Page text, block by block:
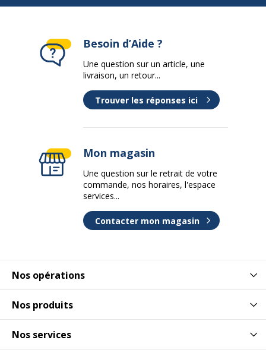
Nos opérations
Nos produits
Nos services
Besoin d’Aide ?
Une question sur un article, une
livraison, un retour...
Trouver les réponses ici
Mon magasin
Une question sur le retrait de votre
commande, nos horaires, l'espace
services...
Contacter mon magasin